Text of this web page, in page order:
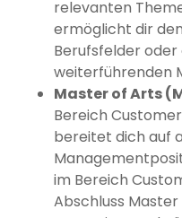
relevanten
ermöglicht dir
Berufsfelder oder
weiterführenden
Master of Arts
Bereich
bereitet dich auf
im Bereich
Abschluss